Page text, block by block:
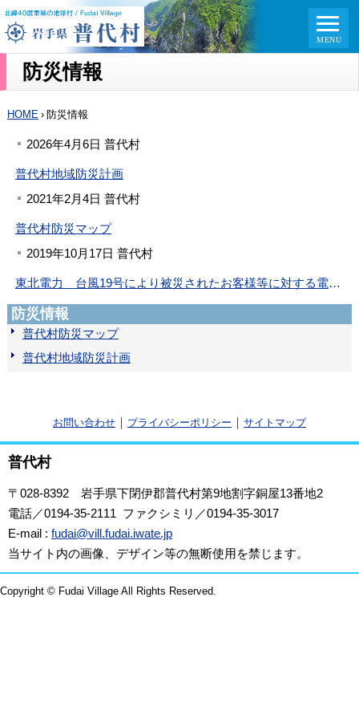
防災情報
HOME › 防災情報
2026年4月6日 普代村
普代村地域防災計画
2021年2月4日 普代村
普代村防災マップ
2019年10月17日 普代村
東北電力 台風19号により被災されたお客様等に対する電気料金等の特別措置のお知らせ
防災情報
普代村防災マップ
普代村地域防災計画
お問い合わせ プライバシーポリシー サイトマップ
普代村
〒028-8392 岩手県下閉伊郡普代村第9地割字銅屋13番地2
電話／0194-35-2111 ファクシミリ／0194-35-3017
E-mail : fudai@vill.fudai.iwate.jp
当サイト内の画像、デザイン等の無断使用を禁じます。
Copyright © Fudai Village All Rights Reserved.